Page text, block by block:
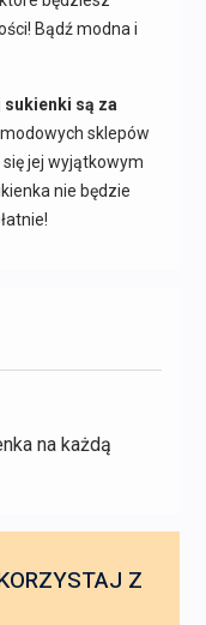
Bądź modna i
sukienki są za
sklepów
jej wyjątkowym
nie będzie
na każdą
Z